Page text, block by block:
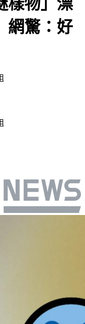
驚：好